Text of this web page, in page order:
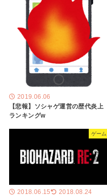
2019.06.06
【悲報】ソシャゲ運営の歴代炎上
ランキングw
ゲーム
2018.06.15 2018.08.24